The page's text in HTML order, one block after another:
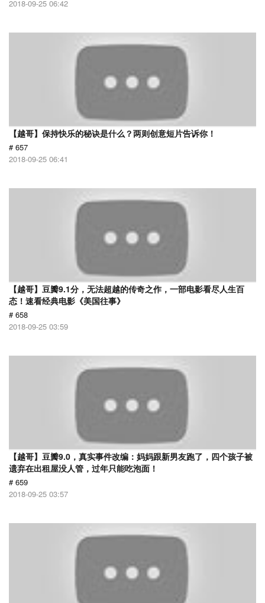
2018-09-25 06:42
【越哥】保持快乐的秘诀是什么？两则创意短片告诉你！
# 657
2018-09-25 06:41
【越哥】豆瓣9.1分，无法超越的传奇之作，一部电影看尽人生百
态！速看经典电影《美国往事》
# 658
2018-09-25 03:59
【越哥】豆瓣9.0，真实事件改编：妈妈跟新男友跑了，四个孩子被
遗弃在出租屋没人管，过年只能吃泡面！
# 659
2018-09-25 03:57